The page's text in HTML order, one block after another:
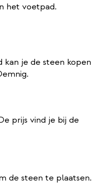
het voetpad.
kan je de steen kopen
prijs vind je bij de
de steen te plaatsen.